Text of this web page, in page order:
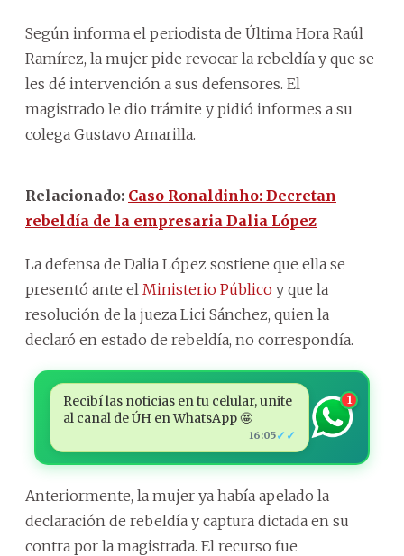
Según informa el periodista de Última Hora Raúl
Ramírez, la mujer pide revocar la rebeldía y que se
les dé intervención a sus defensores. El
magistrado le dio trámite y pidió informes a su
colega Gustavo Amarilla.
Relacionado: Caso Ronaldinho: Decretan
rebeldía de la empresaria Dalia López
La defensa de Dalia López sostiene que ella se
presentó ante el Ministerio Público y que la
resolución de la jueza Lici Sánchez, quien la
declaró en estado de rebeldía, no correspondía.
Recibí las noticias en tu celular, unite
al canal de ÚH en WhatsApp 🤩
16:05✓✓
1
Anteriormente, la mujer ya había apelado la
declaración de rebeldía y captura dictada en su
contra por la magistrada. El recurso fue